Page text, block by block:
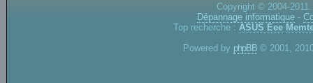
Copyright © 2004-
Dépannage informatique -
Top recherche : ASUS Eee
Powered by phpBB © 2001,